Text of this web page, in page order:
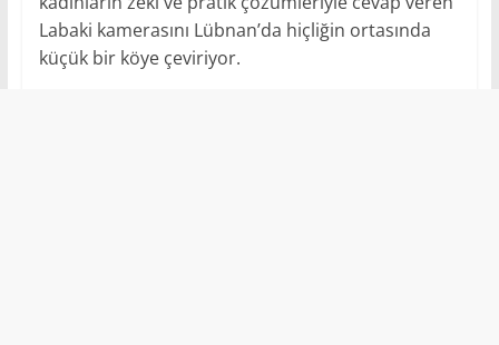
Labaki kamerasını Lübnan’da hiçliğin ortasında
küçük bir köye çeviriyor.